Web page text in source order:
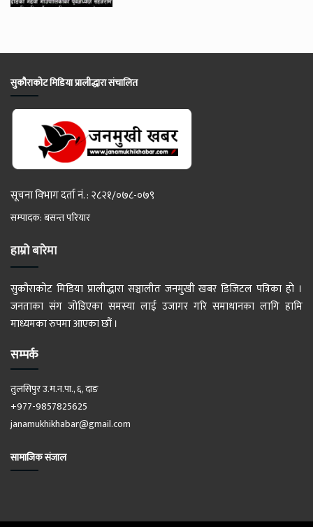
सुकौराकोट मिडिया प्रालीद्धारा संचालित
सूचना विभाग दर्ता नं. : २८२१/०७८-०७९
सम्पादक: बसन्त परियार
हाम्रो बारेमा
सुकौराकोट मिडिया प्रालीद्धारा सञ्चालीत जनमुखी खबर डिजिटल पत्रिका हो ।
जनताका संग जोडिएका समस्या लाई उजागर गरि समाधानका लागि हामि
माध्यमका रुपमा आएका छौं ।
सम्पर्क
तुलसिपुर उ.म.न.पा., ६, दाङ
+977-9857825625
janamukhikhabar@gmail.com
सामाजिक संजाल